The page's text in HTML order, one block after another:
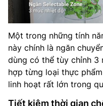
Một trong những tính
này chính là ngăn
dùng có thể tùy chỉnh 3
hợp từng loại thực
linh hoạt rất lớn trong
Tiết kiệm thời gian